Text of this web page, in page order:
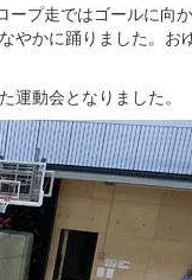
プ走ではゴールに向
かに踊りました。お
動会となりました。